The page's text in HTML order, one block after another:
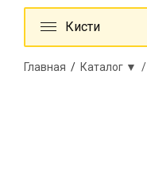
Кисти
Главная / Каталог ▼ /